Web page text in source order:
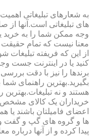
به شعارهای تبلیغاتی
های تبلیغاتی است.آنها از
وجه ممکن شما را به خرید
معنا نیست که تمام
از این که فریفته تبلیغات
کنید یا در اینترنت جست
برندها را نیز با دقت بررسی
بگیرید.بهترین راهنمای
هستند و نه تبلیغات.بهترین
خریداران یک کالای مشخص
اعضای فامیلتان باشند یا
ها و گروه های گپ و گفت
پیدا کرده و از آنها